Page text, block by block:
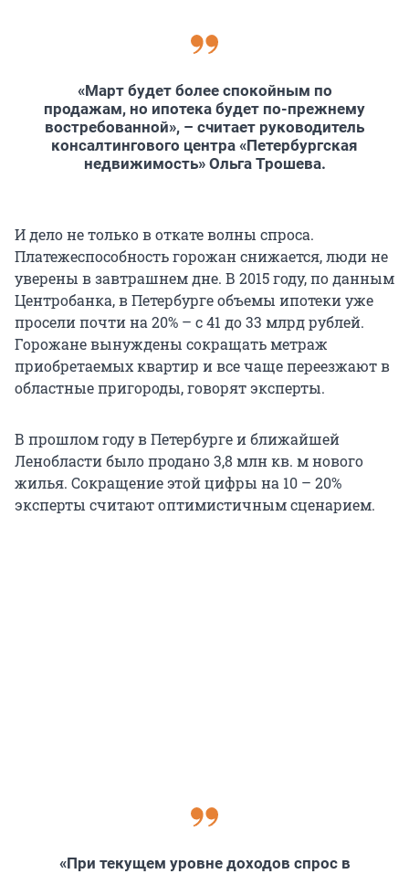
«Март будет более спокойным по
продажам, но ипотека будет по-прежнему
востребованной», – считает руководитель
консалтингового центра «Петербургская
недвижимость» Ольга Трошева.
И дело не только в откате волны спроса.
Платежеспособность горожан снижается, люди не
уверены в завтрашнем дне. В 2015 году, по данным
Центробанка, в Петербурге объемы ипотеки уже
просели почти на 20% – с 41 до 33 млрд рублей.
Горожане вынуждены сокращать метраж
приобретаемых квартир и все чаще переезжают в
областные пригороды, говорят эксперты.
В прошлом году в Петербурге и ближайшей
Ленобласти было продано 3,8 млн кв. м нового
жилья. Сокращение этой цифры на 10 – 20%
эксперты считают оптимистичным сценарием.
«При текущем уровне доходов спрос в